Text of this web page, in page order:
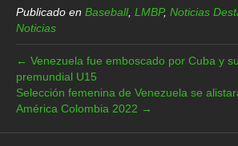
Publicado en Baseball, LMBP, Noticias
Noticias
← Venezuela fue emboscado por Cuba y
premundial U15
Selección femenina de Venezuela se
América Colombia 2022 →